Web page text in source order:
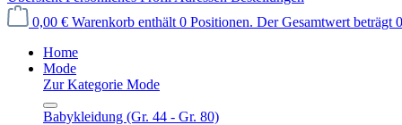
0,00 € Warenkorb enthält 0 Positionen. Der Gesamtwert beträgt
Home
Mode
Zur Kategorie Mode
Babykleidung (Gr. 44 - Gr. 80)